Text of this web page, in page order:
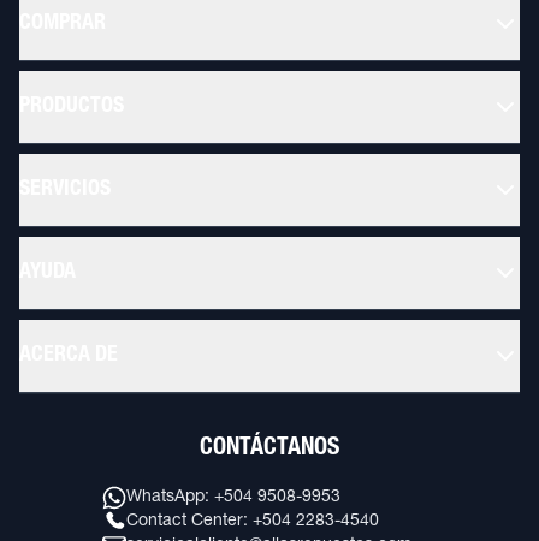
CONTÁCTANOS
WhatsApp: +504 9508-9953
Contact Center: +504 2283-4540